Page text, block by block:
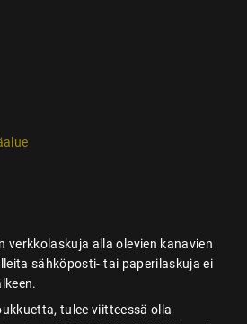
verkkolaskuja alla olevien kanavien
sähköposti- tai paperilaskuja ei
tulee viitteessä olla